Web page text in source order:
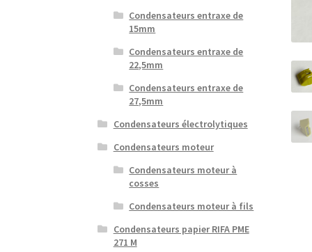
Condensateurs entraxe de
15mm
Condensateurs entraxe de
22,5mm
Condensateurs entraxe de
27,5mm
Condensateurs électrolytiques
Condensateurs moteur
Condensateurs moteur à
cosses
Condensateurs moteur à fils
Condensateurs papier RIFA PME
271 M